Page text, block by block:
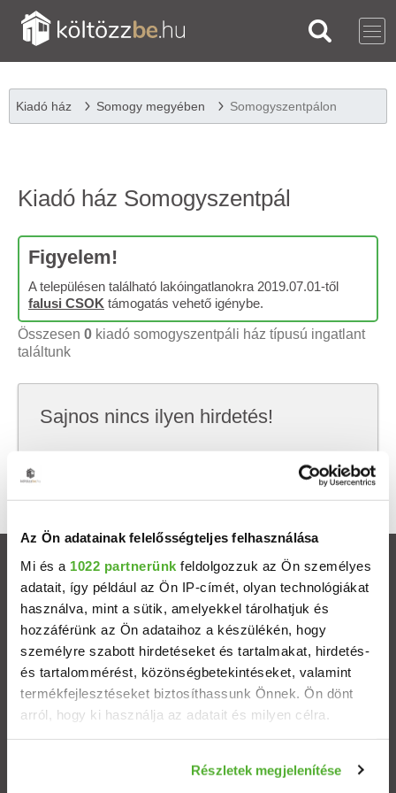
Az Ön adatainak felelősségteljes felhasználása
Mi és a 1022 partnerünk feldolgozzuk az Ön személyes
adatait, így például az Ön IP-címét, olyan technológiákat
használva, mint a sütik, amelyekkel tárolhatjuk és
hozzáférünk az Ön adataihoz a készülékén, hogy
személyre szabott hirdetéseket és tartalmakat, hirdetés-
és tartalommérést, közönségbetekintéseket, valamint
termékfejlesztéseket biztosíthassunk Önnek. Ön dönt
arról, hogy ki használja az adatait és milyen célra.
Információgyűjtés az Ön földrajzi elhelyezkedéséről
Részletek megjelenítése
Kiadó ház Somogy megyében Somogyszentpálon
Kiadó ház Somogyszentpál
Figyelem!
A településen található lakóingatlanokra 2019.07.01-től
falusi CSOK támogatás vehető igénybe.
Összesen 0 kiadó somogyszentpáli ház típusú ingatlant
találtunk
Sajnos nincs ilyen hirdetés!
keresni, hátha akkor megtalálod, amit keresel.
Ingatlanok
Eladó házak
Eladó lakások
Települések